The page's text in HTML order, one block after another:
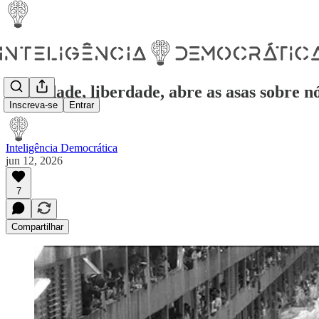
Inscreva-se Entrar
Liberdade, liberdade, abre as asas sobre
Inteligência Democrática
jun 12, 2026
7
Compartilhar